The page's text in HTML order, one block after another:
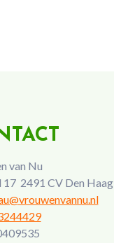
van Nu
17 2491 CV Den Haag